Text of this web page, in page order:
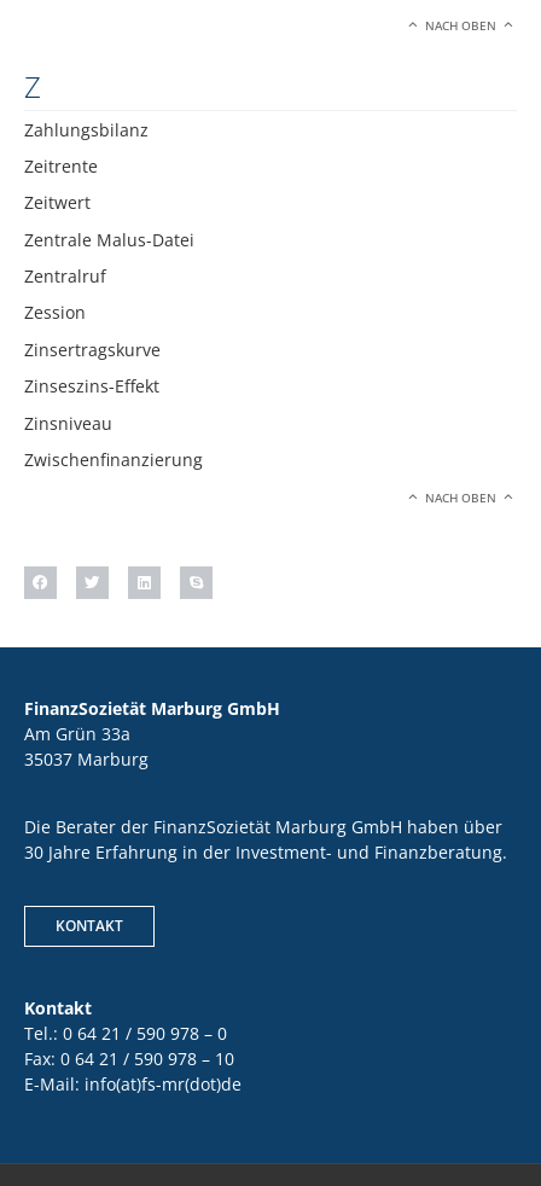
NACH OBEN
Z
Zahlungsbilanz
Zeitrente
Zeitwert
Zentrale Malus-Datei
Zentralruf
Zession
Zinsertragskurve
Zinseszins-Effekt
Zinsniveau
Zwischenfinanzierung
NACH OBEN
FinanzSozietät Marburg GmbH
Am Grün 33a
35037 Marburg
Die Berater der FinanzSozietät Marburg GmbH haben über
30 Jahre Erfahrung in der Investment- und Finanzberatung.
KONTAKT
Kontakt
Tel.: 0 64 21 / 590 978 – 0
Fax: 0 64 21 / 590 978 – 10
E-Mail: info(at)fs-mr(dot)de